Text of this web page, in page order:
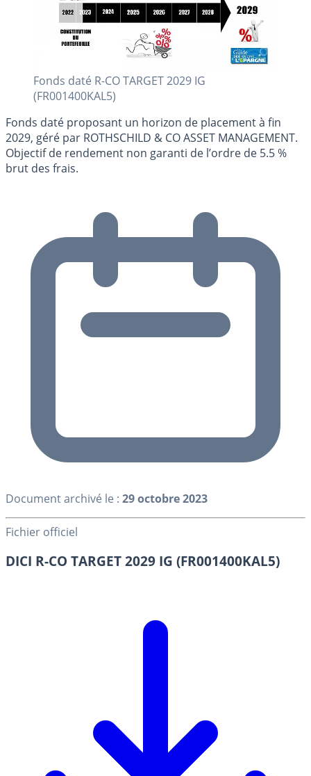
Fonds daté R-CO TARGET 2029 IG
(FR001400KAL5)
Fonds daté proposant un horizon de placement à fin
2029, géré par ROTHSCHILD & CO ASSET MANAGEMENT.
Objectif de rendement non garanti de l’ordre de 5.5 %
brut des frais.
Document archivé le : 29 octobre 2023
Fichier officiel
DICI R-CO TARGET 2029 IG (FR001400KAL5)